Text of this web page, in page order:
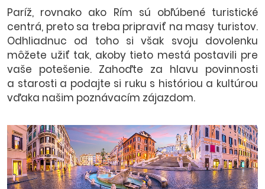
Paríž, rovnako ako Rím sú obľúbené turistické
centrá, preto sa treba pripraviť na masy turistov.
Odhliadnuc od toho si však svoju dovolenku
môžete užiť tak, akoby tieto mestá postavili pre
vaše potešenie. Zahoďte za hlavu povinnosti
a starosti a podajte si ruku s históriou a kultúrou
vďaka našim poznávacím zájazdom.